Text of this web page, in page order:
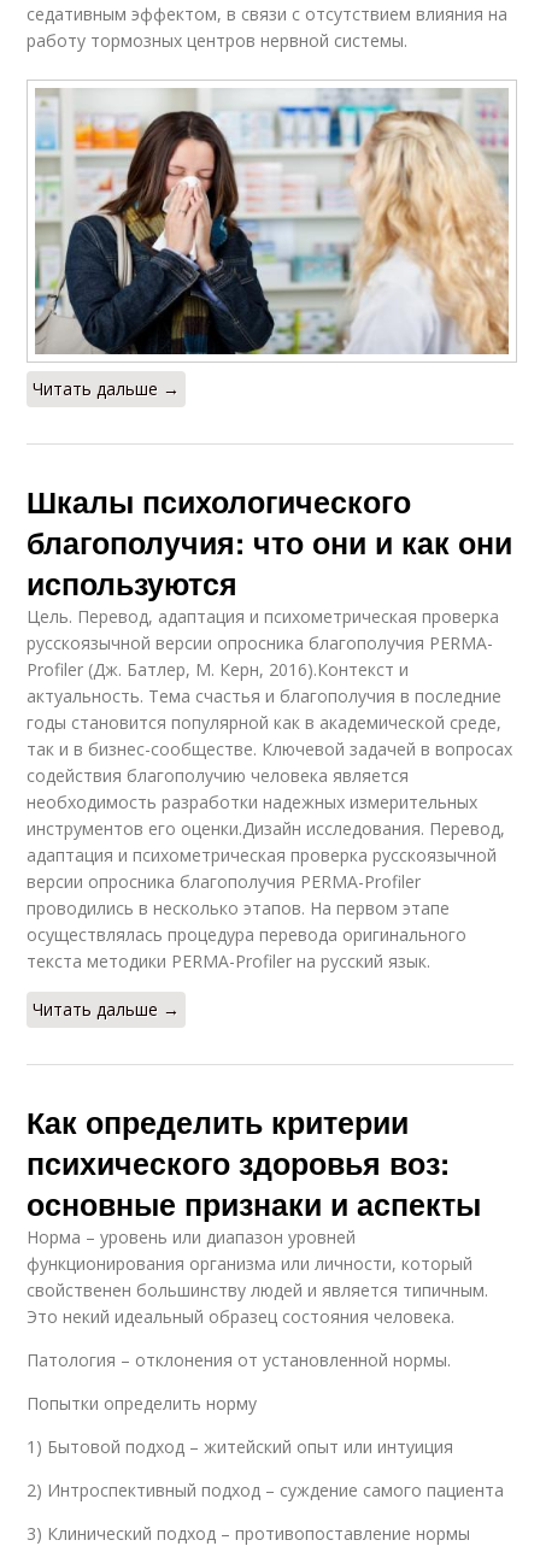
седативным эффектом, в связи с отсутствием влияния на
работу тормозных центров нервной системы.
Читать дальше →
Шкалы психологического
благополучия: что они и как они
используются
Цель. Перевод, адаптация и психометрическая проверка
русскоязычной версии опросника благополучия PERMA-
Profiler (Дж. Батлер, М. Керн, 2016).Контекст и
актуальность. Тема счастья и благополучия в последние
годы становится популярной как в академической среде,
так и в бизнес-сообществе. Ключевой задачей в вопросах
содействия благополучию человека является
необходимость разработки надежных измерительных
инструментов его оценки.Дизайн исследования. Перевод,
адаптация и психометрическая проверка русскоязычной
версии опросника благополучия PERMA-Profiler
проводились в несколько этапов. На первом этапе
осуществлялась процедура перевода оригинального
текста методики PERMA-Profiler на русский язык.
Читать дальше →
Как определить критерии
психического здоровья воз:
основные признаки и аспекты
Норма – уровень или диапазон уровней
функционирования организма или личности, который
свойственен большинству людей и является типичным.
Это некий идеальный образец состояния человека.
Патология – отклонения от установленной нормы.
Попытки определить норму
1) Бытовой подход – житейский опыт или интуиция
2) Интроспективный подход – суждение самого пациента
3) Клинический подход – противопоставление нормы